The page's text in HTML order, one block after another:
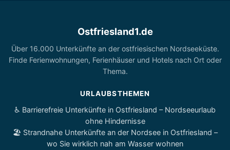
Ostfriesland1.de
Über 16.000 Unterkünfte an der ostfriesischen Nordseeküste.
Finde Ferienwohnungen, Ferienhäuser und Hotels nach Ort oder
Thema.
URLAUBSTHEMEN
♿ Barrierefreie Unterkünfte in Ostfriesland – Nordseeurlaub
ohne Hindernisse
🏖️ Strandnahe Unterkünfte an der Nordsee in Ostfriesland –
wo Sie wirklich nah am Wasser wohnen